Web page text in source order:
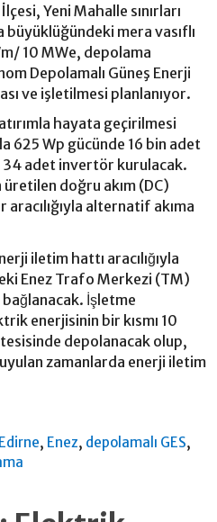
Yeni Mahalle sınırları
mera vasıflı
10 MWe, depolama
Depolamalı Güneş Enerji
ve işletilmesi planlanıyor.
hayata geçirilmesi
625 Wp gücünde 16 bin adet
34 adet invertör kurulacak.
doğru akım (DC)
alternatif akıma
iletim hattı aracılığıyla
Enez Trafo Merkezi (TM)
İşletme
enerjisinin bir kısmı 10
depolanacak olup,
zamanlarda enerji iletim
Edirne, Enez, depolamalı GES,